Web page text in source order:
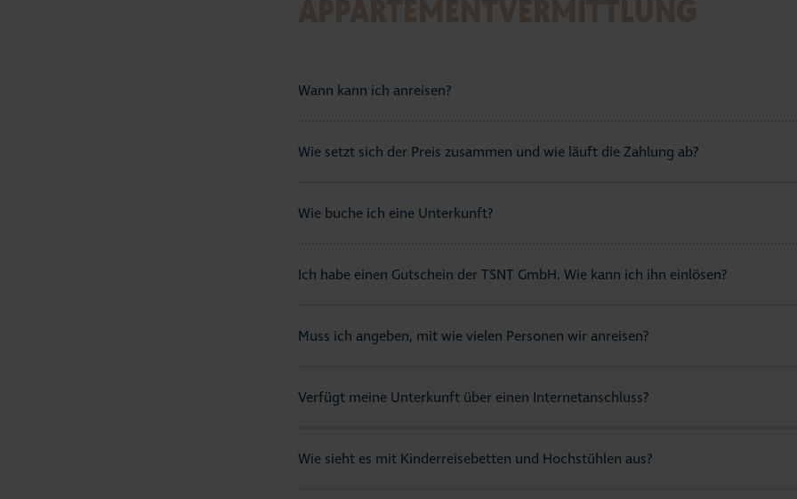
Wann kann ich anreisen?
Wie setzt sich der Preis zusammen und wie läuft die Zahlung ab?
Wie buche ich eine Unterkunft?
Ich habe einen Gutschein der TSNT GmbH. Wie kann ich ihn einlösen?
Muss ich angeben, mit wie vielen Personen wir anreisen?
Verfügt meine Unterkunft über einen Internetanschluss?
Wie sieht es mit Kinderreisebetten und Hochstühlen aus?